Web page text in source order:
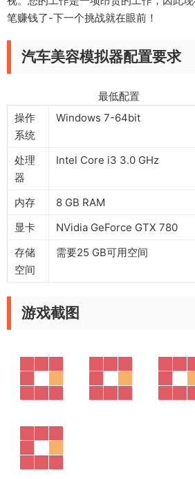
笔赚钱了-下一个挑战就在眼前！
汽车美容模拟器配置要求
最低配
操作
系统
Windows 7-64bit
处理
器
Intel Core i3 3.0 GHz
内存 8 GB RAM
显卡
NVidia GeForce GTX 780
存储
空间
需要25 GB可用空间
游戏截图